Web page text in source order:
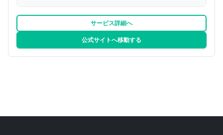
サービス詳細へ
公式サイトへ移動する